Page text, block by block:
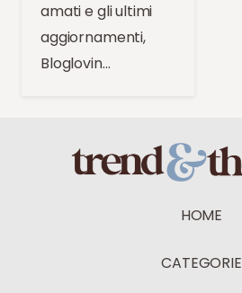
amati e gli ultimi
aggiornamenti,
Bloglovin…
HOME
CATEGORIE